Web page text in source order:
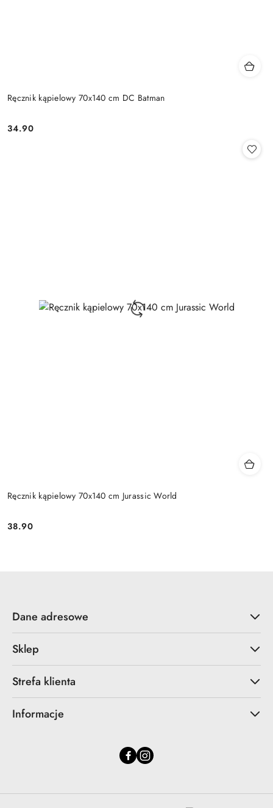
Ręcznik kąpielowy 70x140 cm DC Batman
Cena:
34.90
Ręcznik kąpielowy 70x140 cm Jurassic World
Cena:
38.90
Dane adresowe
Sklep
Strefa klienta
Informacje